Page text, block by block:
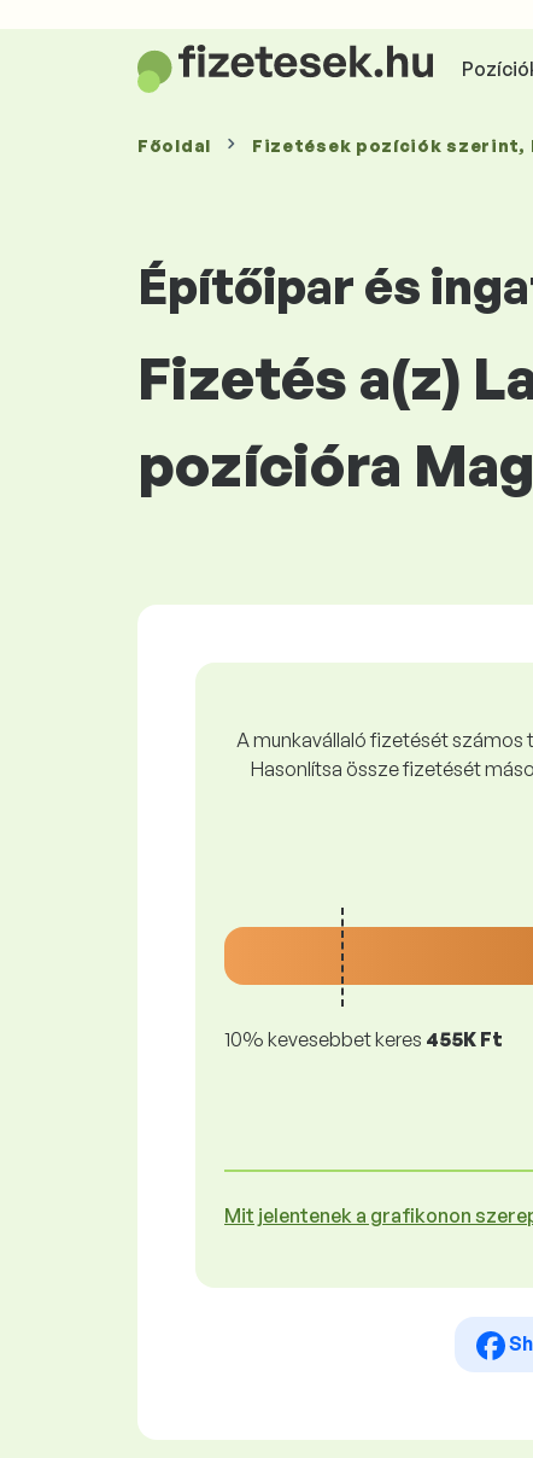
Főoldal Fizetések pozíciók szerint,
Építőipar és
Fizetés a(z)
pozícióra
A munkavállaló fizetését számos
Hasonlítsa össze fizetését
10% kevesebbet keres 455K Ft
Mit jelentenek a grafikonon